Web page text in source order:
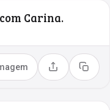
Carina.
Compartilhar
Copiar